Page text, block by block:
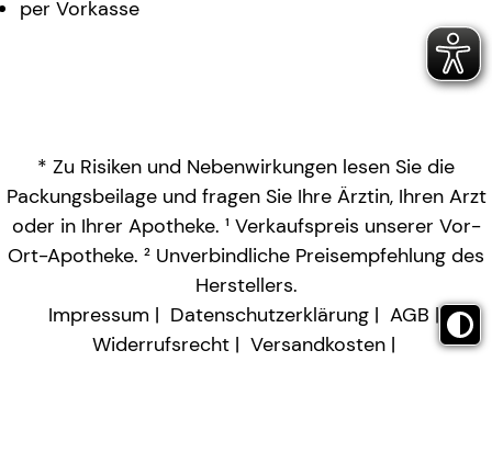
per Vorkasse
* Zu Risiken und Nebenwirkungen lesen Sie die
Packungsbeilage und fragen Sie Ihre Ärztin, Ihren Arzt
oder in Ihrer Apotheke. ¹ Verkaufspreis unserer Vor-
Ort-Apotheke. ² Unverbindliche Preisempfehlung des
Herstellers.
Impressum
Datenschutzerklärung
AGB
Widerrufsrecht
Versandkosten